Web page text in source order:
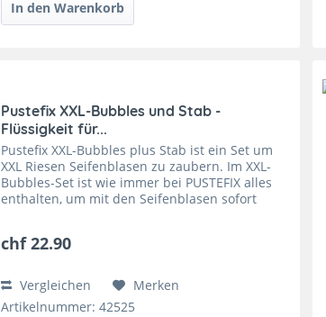
Pustefix XXL-Bubbles und Stab -
Flüssigkeit für...
Pustefix XXL-Bubbles plus Stab ist ein Set um
XXL Riesen Seifenblasen zu zaubern. Im XXL-
Bubbles-Set ist wie immer bei PUSTEFIX alles
enthalten, um mit den Seifenblasen sofort
chf 22.90
Vergleichen
Merken
Artikelnummer: 42525